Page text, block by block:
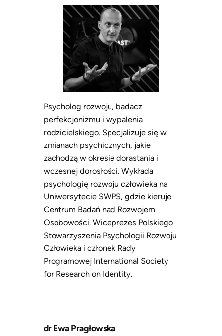
Psycholog rozwoju, badacz
perfekcjonizmu i wypalenia
rodzicielskiego. Specjalizuje się w
zmianach psychicznych, jakie
zachodzą w okresie dorastania i
wczesnej dorosłości. Wykłada
psychologię rozwoju człowieka na
Uniwersytecie SWPS, gdzie kieruje
Centrum Badań nad Rozwojem
Osobowości. Wiceprezes Polskiego
Stowarzyszenia Psychologii Rozwoju
Człowieka i członek Rady
Programowej International Society
for Research on Identity.
dr Ewa Pragłowska